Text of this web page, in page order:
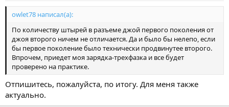
owlet78 написал(а):
По количеству штырей в разъеме джой первого поколения от
джоя второго ничем не отличается. Да и было бы нелепо, если
бы первое поколение было технически продвинутее второго.
Впрочем, приедет моя зарядка-трехфазка и все будет
проверено на практике.
Отпишитесь, пожалуйста, по итогу. Для меня также
актуально.